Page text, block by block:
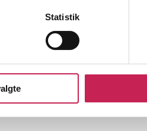
Statistik